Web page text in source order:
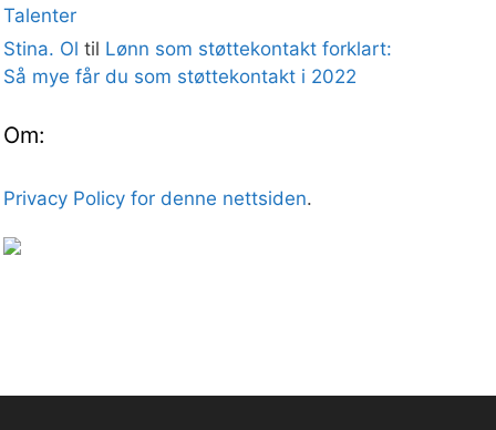
Talenter
Stina. Ol til Lønn som støttekontakt forklart:
Så mye får du som støttekontakt i 2022
Om:
Privacy Policy for denne nettsiden.